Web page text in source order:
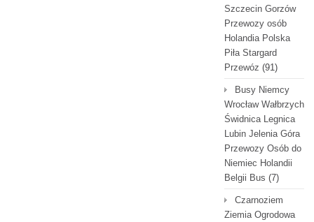
Szczecin Gorzów
Przewozy osób
Holandia Polska
Piła Stargard
Przewóz (91)
Busy Niemcy
Wrocław Wałbrzych
Świdnica Legnica
Lubin Jelenia Góra
Przewozy Osób do
Niemiec Holandii
Belgii Bus (7)
Czarnoziem
Ziemia Ogrodowa